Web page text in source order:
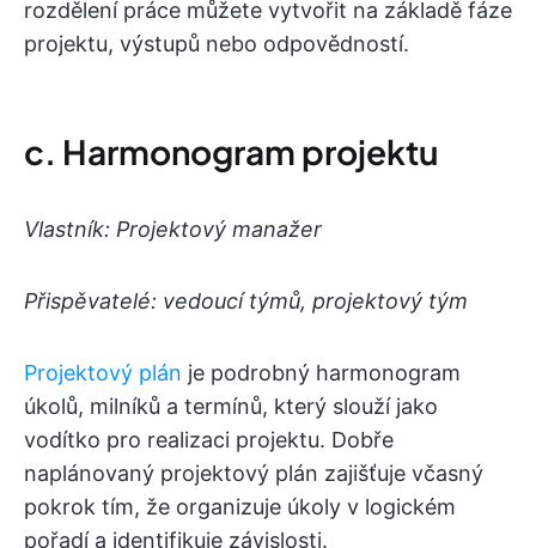
rozdělení práce můžete vytvořit na základě fáze
projektu, výstupů nebo odpovědností.
c. Harmonogram projektu
Vlastník: Projektový manažer
Přispěvatelé: vedoucí týmů, projektový tým
Projektový plán je podrobný harmonogram
úkolů, milníků a termínů, který slouží jako
vodítko pro realizaci projektu. Dobře
naplánovaný projektový plán zajišťuje včasný
pokrok tím, že organizuje úkoly v logickém
pořadí a identifikuje závislosti.